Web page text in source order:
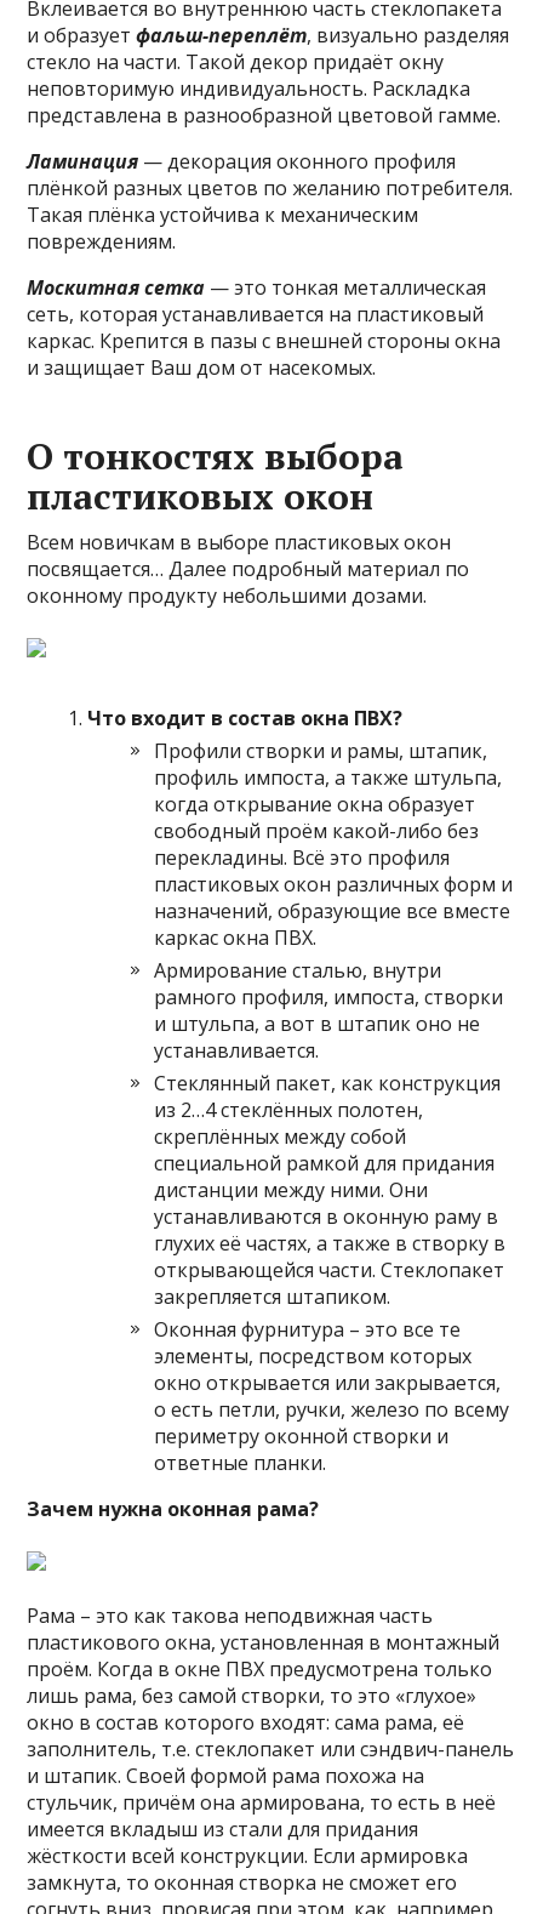
Вклеивается во внутреннюю часть стеклопакета
и образуетфальш-переплёт, визуально разделяя
стекло на части. Такой декор придаёт окну
неповторимую индивидуальность. Раскладка
представлена в разнообразной цветовой гамме.
Ламинация — декорация оконного профиля
плёнкой разных цветов по желанию потребителя.
Такая плёнка устойчива к механическим
повреждениям.
Москитная сетка — это тонкая металлическая
сеть, которая устанавливается на пластиковый
каркас. Крепится в пазы с внешней стороны окна
и защищает Ваш дом от насекомых.
О тонкостях выбора
пластиковых окон
Всем новичкам в выборе пластиковых окон
посвящается… Далее подробный материал по
оконному продукту небольшими дозами.
Что входит в состав окна ПВХ?
Профили створки и рамы, штапик,
профиль импоста, а также штульпа,
когда открывание окна образует
свободный проём какой-либо без
перекладины. Всё это профиля
пластиковых окон различных форм и
назначений, образующие все вместе
каркас окна ПВХ.
Армирование сталью, внутри
рамного профиля, импоста, створки
и штульпа, а вот в штапик оно не
устанавливается.
Стеклянный пакет, как конструкция
из 2…4 стеклённых полотен,
скреплённых между собой
специальной рамкой для придания
дистанции между ними. Они
устанавливаются в оконную раму в
глухих её частях, а также в створку в
открывающейся части. Стеклопакет
закрепляется штапиком.
Оконная фурнитура – это все те
элементы, посредством которых
окно открывается или закрывается,
о есть петли, ручки, железо по всему
периметру оконной створки и
ответные планки.
Зачем нужна оконная рама?
Рама – это как такова неподвижная часть
пластикового окна, установленная в монтажный
проём. Когда в окне ПВХ предусмотрена только
лишь рама, без самой створки, то это «глухое»
окно в состав которого входят: сама рама, её
заполнитель, т.е. стеклопакет или сэндвич-панель
и штапик. Своей формой рама похожа на
стульчик, причём она армирована, то есть в неё
имеется вкладыш из стали для придания
жёсткости всей конструкции. Если армировка
замкнута, то оконная створка не сможет его